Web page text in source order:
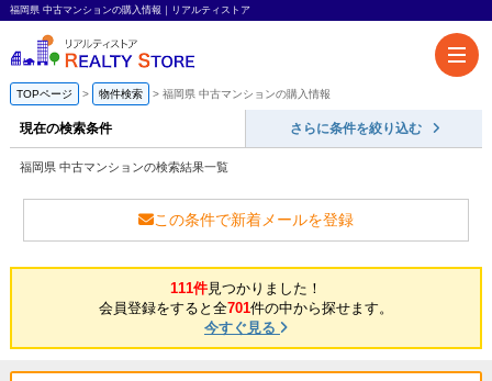
福岡県 中古マンションの購入情報｜リアルティストア
TOPページ 物件検索 福岡県 中古マンションの購入情報
現在の検索条件 さらに条件を絞り込む
福岡県 中古マンションの検索結果一覧
この条件で新着メールを登録
111件見つかりました！
会員登録をすると全701件の中から探せます。
今すぐ見る